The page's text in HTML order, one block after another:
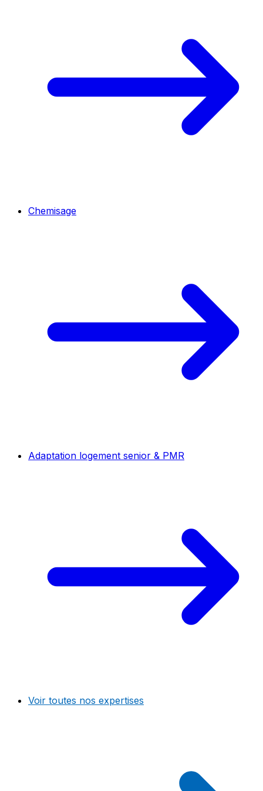
Chemisage
Adaptation logement senior & PMR
Voir toutes nos expertises